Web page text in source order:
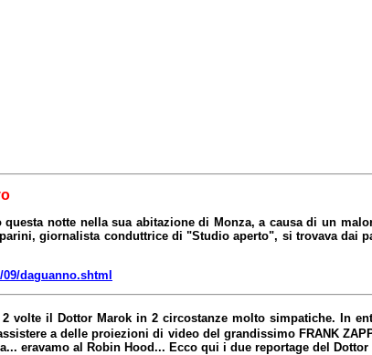
notte nella sua abitazione di Monza, a causa di un
giornalista conduttrice di "Studio aperto", si trovava dai
daguanno.shtml
2 volte il Dottor Marok in 2 circostanze molto simpatiche. In
a delle proiezioni di video del grandissimo FRANK
eravamo al Robin Hood... Ecco qui i due reportage del Dottor